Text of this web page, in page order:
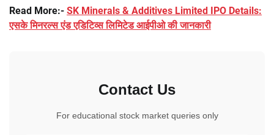
Read More:- SK Minerals & Additives Limited IPO Details:
एसके मिनरल्स एंड एडिटिव्स लिमिटेड आईपीओ की जानकारी
Contact Us
For educational stock market queries only